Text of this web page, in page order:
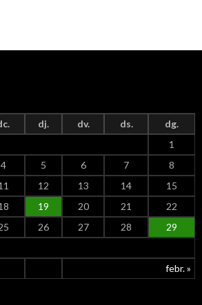
dj. dv. ds. dg.
febr. »
1
4 5 6 7
8
12 13 14
15
19 20 21
22
26 27 28
29